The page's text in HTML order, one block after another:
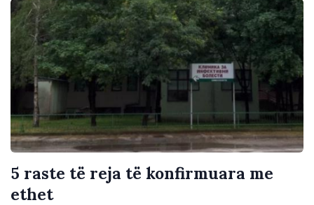
5 raste të reja të konfirmuara me
ethet